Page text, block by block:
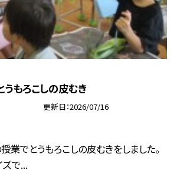
もろこしの皮むき
更新日 2026/07/16
業でとうもろこしの皮むきをしました。
ズで...